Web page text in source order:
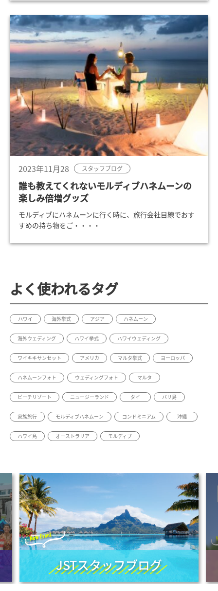
2023年11月28 スタッフブログ
誰も教えてくれないモルディブハネムーンの
楽しみ倍増グッズ
モルディブにハネムーンに行く時に、旅行会社目線でおす
すめの持ち物をご・・・・
よく使われるタグ
ハワイ 海外挙式 アジア ハネムーン
海外ウェディング ハワイ挙式 ハワイウェディング
ワイキキサンセット アメリカ マルタ挙式 ヨーロッパ
ハネムーンフォト ウェディングフォト マルタ
ビーチリゾート ニュージーランド タイ バリ島
家族旅行 モルディブハネムーン コンドミニアム 沖縄
ハワイ島 オーストラリア モルディブ
JSTスタッフブログ